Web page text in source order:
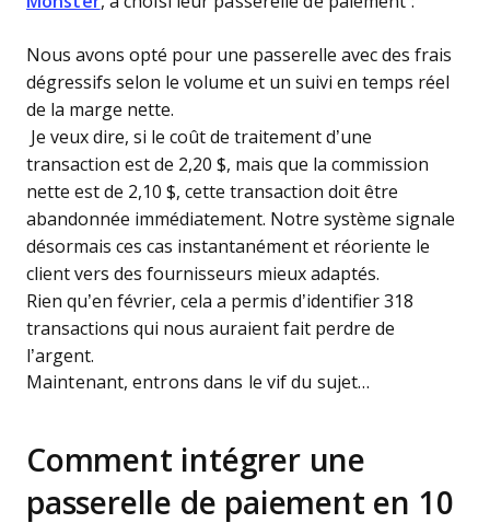
Nous avons opté pour une passerelle avec des frais
dégressifs selon le volume et un suivi en temps réel
de la marge nette.
Je veux dire, si le coût de traitement d’une
transaction est de 2,20 $, mais que la commission
nette est de 2,10 $, cette transaction doit être
abandonnée immédiatement. Notre système signale
désormais ces cas instantanément et réoriente le
client vers des fournisseurs mieux adaptés.
Rien qu’en février, cela a permis d’identifier 318
transactions qui nous auraient fait perdre de
l’argent.
Maintenant, entrons dans le vif du sujet…
Comment intégrer une
passerelle de paiement en 10